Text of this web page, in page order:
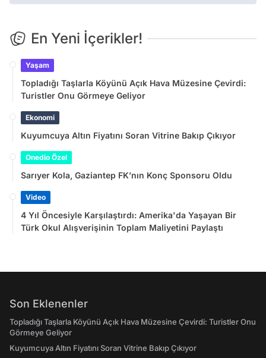
En Yeni İçerikler!
Yaşam
Topladığı Taşlarla Köyünü Açık Hava Müzesine Çevirdi:
Turistler Onu Görmeye Geliyor
Ekonomi
Kuyumcuya Altın Fiyatını Soran Vitrine Bakıp Çıkıyor
Onedio Özel
Sarıyer Kola, Gaziantep FK’nın Konç Sponsoru Oldu
Video
4 Yıl Öncesiyle Karşılaştırdı: Amerika'da Yaşayan Bir
Türk Okul Alışverişinin Toplam Maliyetini Paylaştı
Son Eklenenler
Topladığı Taşlarla Köyünü Açık Hava Müzesine Çevirdi: Turistler Onu
Görmeye Geliyor
Kuyumcuya Altın Fiyatını Soran Vitrine Bakıp Çıkıyor